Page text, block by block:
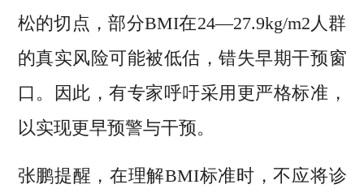
松的切点，部分BMI在24—27.9kg/m2人群
的真实风险可能被低估，错失早期干预窗
口。因此，有专家呼吁采用更严格标准，
以实现更早预警与干预。
张鹏提醒，在理解BMI标准时，不应将诊